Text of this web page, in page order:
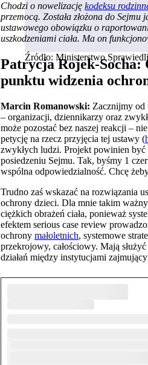
Źródło: Ministerstwo
Chodzi o nowelizację kodeksu
przemocą. Została złożona do
ustawowego obowiązku o
uszkodzeniami ciała. Ma on
Patrycja Rojek-Socha:
punktu widzenia
Marcin Romanowski: Zacznijmy od
– organizacji, dziennikarzy oraz
może pozostać bez naszej reakcji –
petycję na rzecz przyjęcia tej ustawy (
zwykłych ludzi. Projekt powinien być
posiedzeniu Sejmu. Tak, byśmy 1
wspólna odpowiedzialność. Chcę
Trudno zaś wskazać na rozwiązania
ochrony dzieci. Dla mnie takim
ciężkich obrażeń ciała, ponieważ
efektem serious case review
ochrony małoletnich, systemowe
przekrojowy, całościowy. Mają
działań między instytucjami